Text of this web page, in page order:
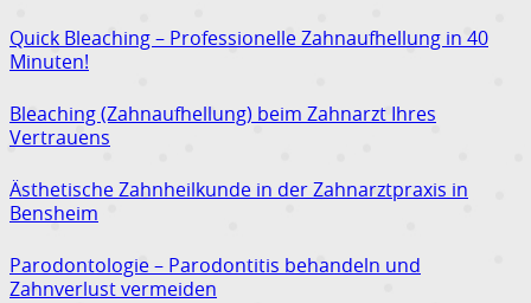
Quick Bleaching – Professionelle Zahnaufhellung in 40
Minuten!
Bleaching (Zahnaufhellung) beim Zahnarzt Ihres
Vertrauens
Ästhetische Zahnheilkunde in der Zahnarztpraxis in
Bensheim
Parodontologie – Parodontitis behandeln und
Zahnverlust vermeiden